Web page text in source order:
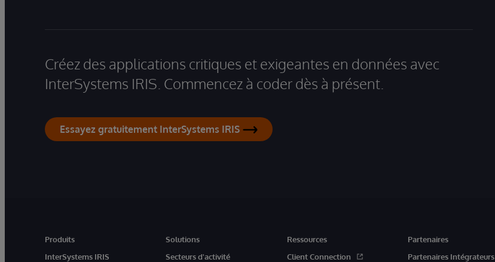
Créez des applications critiques et exigeantes en données avec
InterSystems IRIS. Commencez à coder dès à présent.
Essayez gratuitement InterSystems IRIS
Produits
InterSystems IRIS
Solutions
Secteurs d'activité
Ressources
Client Connection
Partenaires
Partenaires Intégrateurs